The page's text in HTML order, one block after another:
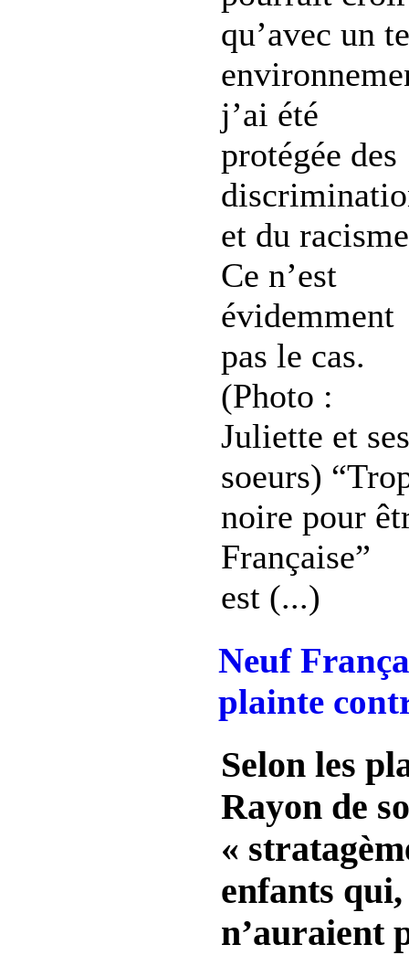
qu’avec un
j’ai été
protégée des
et du
Ce n’est
évidemment
pas le cas.
(Photo :
Juliette et ses
soeurs)
noire pour
Française”
est (...)
Neuf
plainte
Selon les
Rayon de
«
enfants
n’auraient